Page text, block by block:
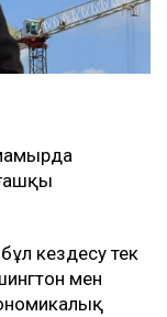
кездесу тек
мен